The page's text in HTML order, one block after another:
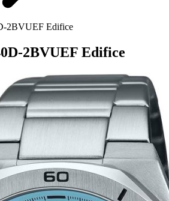
2BVUEF Edifice
2BVUEF Edifice